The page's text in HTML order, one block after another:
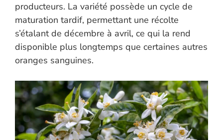
producteurs. La variété possède un cycle de
maturation tardif, permettant une récolte
s’étalant de décembre à avril, ce qui la rend
disponible plus longtemps que certaines autres
oranges sanguines.